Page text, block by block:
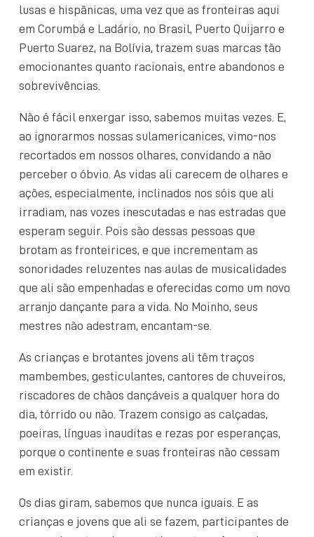
lusas e hispânicas, uma vez que as fronteiras aqui
em Corumbá e Ladário, no Brasil, Puerto Quijarro e
Puerto Suarez, na Bolívia, trazem suas marcas tão
emocionantes quanto racionais, entre abandonos e
sobrevivências.
Não é fácil enxergar isso, sabemos muitas vezes. E,
ao ignorarmos nossas sulamericanices, vimo-nos
recortados em nossos olhares, convidando a não
perceber o óbvio. As vidas ali carecem de olhares e
ações, especialmente, inclinados nos sóis que ali
irradiam, nas vozes inescutadas e nas estradas que
esperam seguir. Pois são dessas pessoas que
brotam as fronteirices, e que incrementam as
sonoridades reluzentes nas aulas de musicalidades
que ali são empenhadas e oferecidas como um novo
arranjo dançante para a vida. No Moinho, seus
mestres não adestram, encantam-se.
As crianças e brotantes jovens ali têm traços
mambembes, gesticulantes, cantores de chuveiros,
riscadores de chãos dançáveis a qualquer hora do
dia, tórrido ou não. Trazem consigo as calçadas,
poeiras, línguas inauditas e rezas por esperanças,
porque o continente e suas fronteiras não cessam
em existir.
Os dias giram, sabemos que nunca iguais. E as
crianças e jovens que ali se fazem, participantes de